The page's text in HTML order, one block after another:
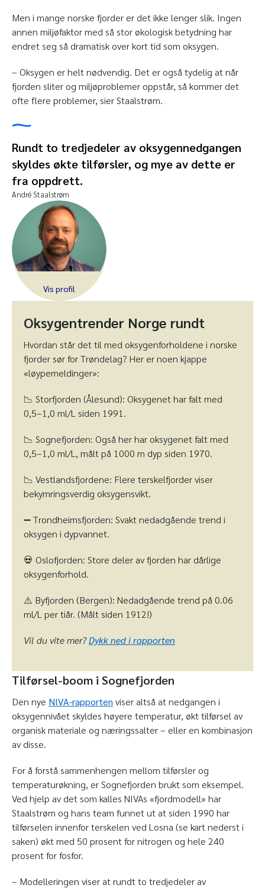
Men i mange norske fjorder er det ikke lenger slik. Ingen
annen miljøfaktor med så stor økologisk betydning har
endret seg så dramatisk over kort tid som oksygen.
– Oksygen er helt nødvendig. Det er også tydelig at når
fjorden sliter og miljøproblemer oppstår, så kommer det
ofte flere problemer, sier Staalstrøm.
Rundt to tredjedeler av oksygennedgangen
skyldes økte tilførsler, og mye av dette er
fra oppdrett.
André Staalstrøm
Oksygentrender Norge rundt
Hvordan står det til med oksygenforholdene i norske
fjorder sør for Trøndelag? Her er noen kjappe
«løypemeldinger»:
📉 Storfjorden (Ålesund): Oksygenet har falt med
0,5–1,0 ml/L siden 1991.
📉 Sognefjorden: Også her har oksygenet falt med
0,5–1,0 ml/L, målt på 1000 m dyp siden 1970.
📉 Vestlandsfjordene: Flere terskelfjorder viser
bekymringsverdig oksygensvikt.
➖ Trondheimsfjorden: Svakt nedadgående trend i
oksygen i dypvannet.
💀 Oslofjorden: Store deler av fjorden har dårlige
oksygenforhold.
⚠️ Byfjorden (Bergen): Nedadgående trend på 0.06
ml/L per tiår. (Målt siden 1912!)
Vil du vite mer?Dykk ned i rapporten
Tilførsel-boom i Sognefjorden
Den nye NIVA-rapporten viser altså at nedgangen i
oksygennivået skyldes høyere temperatur, økt tilførsel av
organisk materiale og næringssalter – eller en kombinasjon
av disse.
For å forstå sammenhengen mellom tilførsler og
temperaturøkning, er Sognefjorden brukt som eksempel.
Ved hjelp av det som kalles NIVAs «fjordmodell» har
Staalstrøm og hans team funnet ut at siden 1990 har
tilførselen innenfor terskelen ved Losna (se kart nederst i
saken) økt med 50 prosent for nitrogen og hele 240
prosent for fosfor.
– Modelleringen viser at rundt to tredjedeler av